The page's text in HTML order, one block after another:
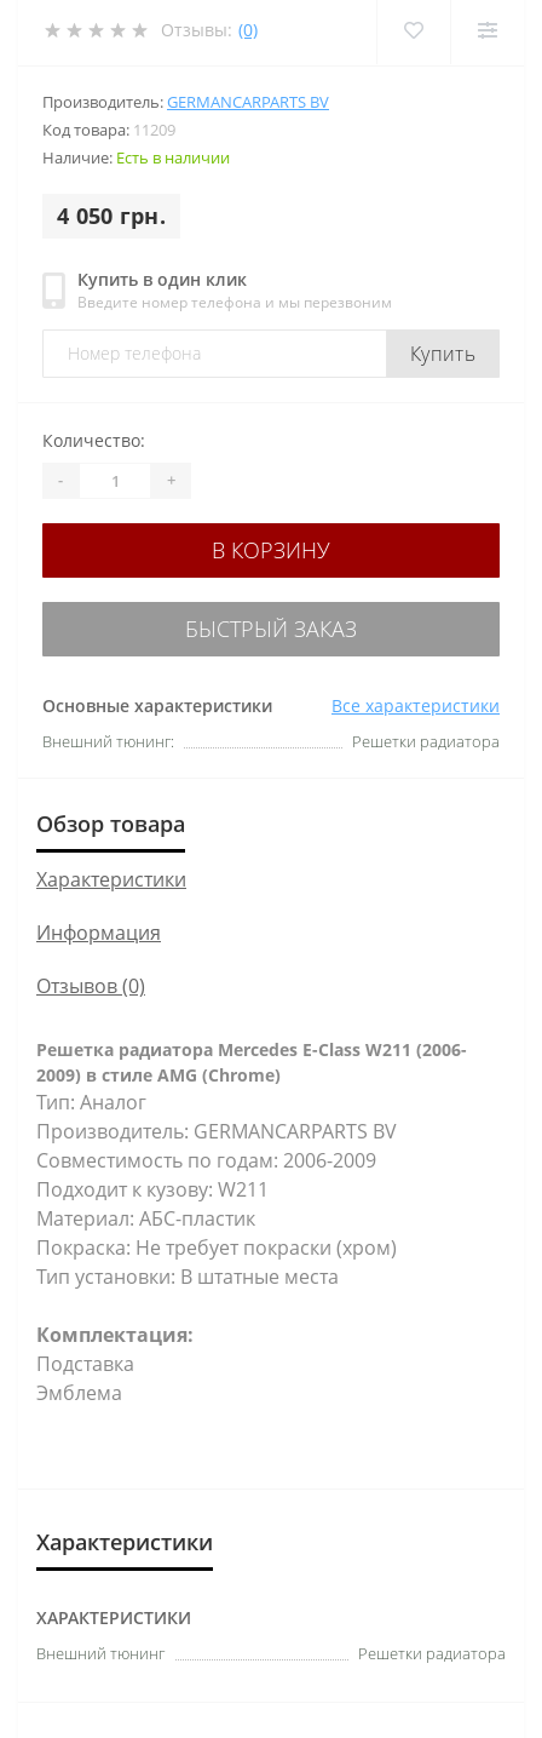
Отзывы: (0)
Производитель:GERMANCARPARTS BV
Код товара: 11209
Наличие: Есть в наличии
4 050 грн.
Купить в один клик
Введите номер телефона и мы перезвоним
Купить
Основные характеристики Все характеристики
Внешний тюнинг: Решетки радиатора
Количество:
- +
В КОРЗИНУ
БЫСТРЫЙ ЗАКАЗ
Обзор товара
Характеристики
Информация
Отзывов (0)
Решетка радиатора Mercedes E-Class W211 (2006-
2009) в стиле AMG (Chrome)
Тип: Аналог
Производитель: GERMANCARPARTS BV
Совместимость по годам: 2006-2009
Подходит к кузову: W211
Материал: АБС-пластик
Покраска: Не требует покраски (хром)
Тип установки: В штатные места
Комплектация:
Подставка
Эмблема
Характеристики
ХАРАКТЕРИСТИКИ
Внешний тюнинг Решетки радиатора